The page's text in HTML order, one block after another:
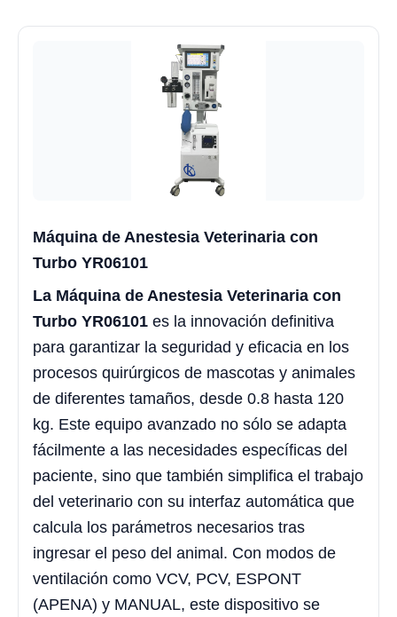
Máquina de Anestesia Veterinaria con
Turbo YR06101
La Máquina de Anestesia Veterinaria con
Turbo YR06101 es la innovación definitiva
para garantizar la seguridad y eficacia en los
procesos quirúrgicos de mascotas y animales
de diferentes tamaños, desde 0.8 hasta 120
kg. Este equipo avanzado no sólo se adapta
fácilmente a las necesidades específicas del
paciente, sino que también simplifica el trabajo
del veterinario con su interfaz automática que
calcula los parámetros necesarios tras
ingresar el peso del animal. Con modos de
ventilación como VCV, PCV, ESPONT
(APENA) y MANUAL, este dispositivo se